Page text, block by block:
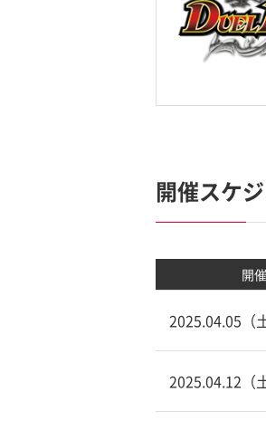
開催スケ
開
2025.04.05（
2025.04.12（